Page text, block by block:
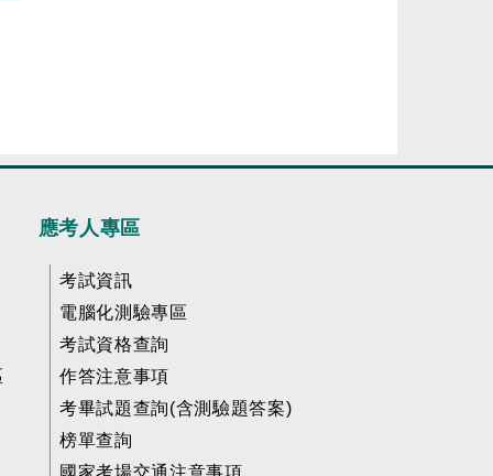
應考人專區
考試資訊
電腦化測驗專區
考試資格查詢
作答注意事項
考畢試題查詢(含測驗題答案)
榜單查詢
國家考場交通注意事項